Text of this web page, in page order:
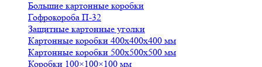
Большие картонные коробки
Гофрокороба П-32
Защитные картонные уголки
Картонные коробки 400х400х400 мм
Картонные коробки 500х500х500 мм
Коробки 100×100×100 мм